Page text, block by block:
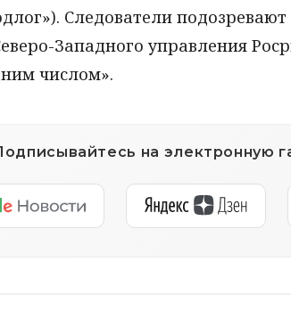
Следователи
Западного управления
числом».
на электронную